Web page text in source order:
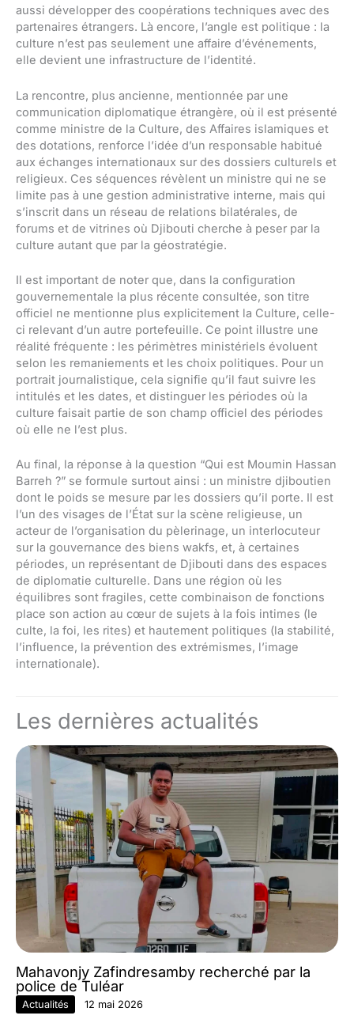
aussi développer des coopérations techniques avec des
partenaires étrangers. Là encore, l’angle est politique : la
culture n’est pas seulement une affaire d’événements,
elle devient une infrastructure de l’identité.
La rencontre, plus ancienne, mentionnée par une
communication diplomatique étrangère, où il est présenté
comme ministre de la Culture, des Affaires islamiques et
des dotations, renforce l’idée d’un responsable habitué
aux échanges internationaux sur des dossiers culturels et
religieux. Ces séquences révèlent un ministre qui ne se
limite pas à une gestion administrative interne, mais qui
s’inscrit dans un réseau de relations bilatérales, de
forums et de vitrines où Djibouti cherche à peser par la
culture autant que par la géostratégie.
Il est important de noter que, dans la configuration
gouvernementale la plus récente consultée, son titre
officiel ne mentionne plus explicitement la Culture, celle-
ci relevant d’un autre portefeuille. Ce point illustre une
réalité fréquente : les périmètres ministériels évoluent
selon les remaniements et les choix politiques. Pour un
portrait journalistique, cela signifie qu’il faut suivre les
intitulés et les dates, et distinguer les périodes où la
culture faisait partie de son champ officiel des périodes
où elle ne l’est plus.
Au final, la réponse à la question “Qui est Moumin Hassan
Barreh ?” se formule surtout ainsi : un ministre djiboutien
dont le poids se mesure par les dossiers qu’il porte. Il est
l’un des visages de l’État sur la scène religieuse, un
acteur de l’organisation du pèlerinage, un interlocuteur
sur la gouvernance des biens wakfs, et, à certaines
périodes, un représentant de Djibouti dans des espaces
de diplomatie culturelle. Dans une région où les
équilibres sont fragiles, cette combinaison de fonctions
place son action au cœur de sujets à la fois intimes (le
culte, la foi, les rites) et hautement politiques (la stabilité,
l’influence, la prévention des extrémismes, l’image
internationale).
Les dernières actualités
Mahavonjy Zafindresamby recherché par la
police de Tuléar
Actualités 12 mai 2026